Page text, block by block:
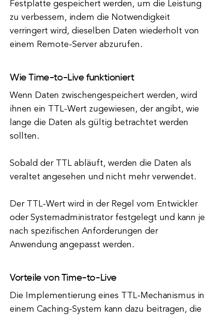
Festplatte gespeichert werden, um die Leistung
zu verbessern, indem die Notwendigkeit
verringert wird, dieselben Daten wiederholt von
einem Remote-Server abzurufen.
Wie Time-to-Live funktioniert
Wenn Daten zwischengespeichert werden, wird
ihnen ein TTL-Wert zugewiesen, der angibt, wie
lange die Daten als gültig betrachtet werden
sollten.
Sobald der TTL abläuft, werden die Daten als
veraltet angesehen und nicht mehr verwendet.
Der TTL-Wert wird in der Regel vom Entwickler
oder Systemadministrator festgelegt und kann je
nach spezifischen Anforderungen der
Anwendung angepasst werden.
Vorteile von Time-to-Live
Die Implementierung eines TTL-Mechanismus in
einem Caching-System kann dazu beitragen, die